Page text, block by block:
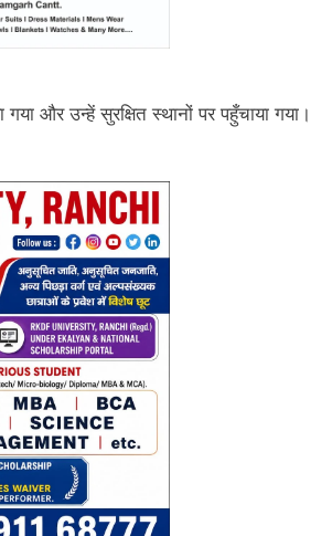
और उन्हें सुरक्षित स्थानों पर पहुँचाया गया।